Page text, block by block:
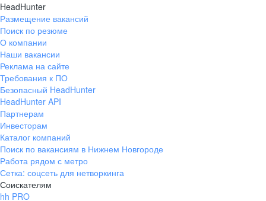
HeadHunter
Размещение вакансий
Поиск по резюме
О компании
Наши вакансии
Реклама на сайте
Требования к ПО
Безопасный HeadHunter
HeadHunter API
Партнерам
Инвесторам
Каталог компаний
Поиск по вакансиям в Нижнем Новгороде
Работа рядом с метро
Сетка: соцсеть для нетворкинга
Соискателям
hh PRO